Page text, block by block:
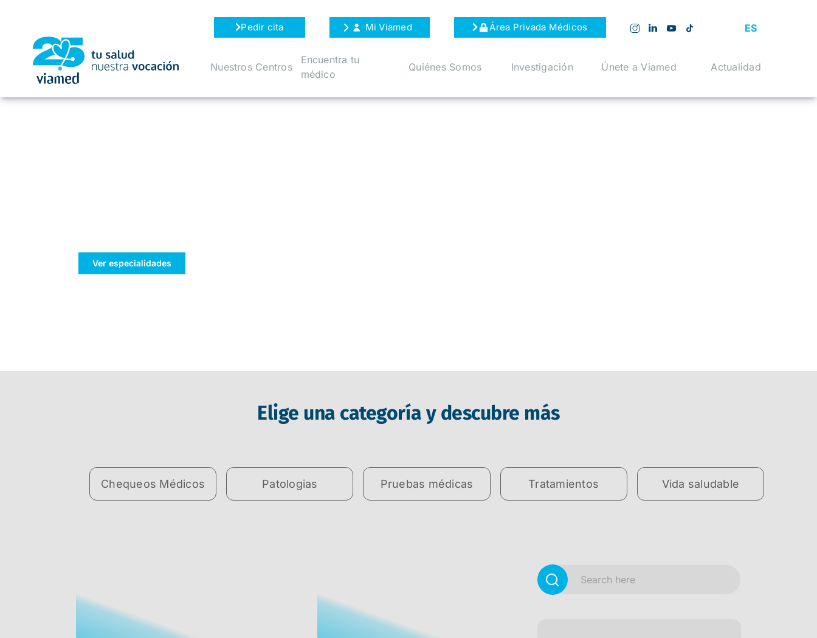
contenido
Pedir cita Mi Viamed Área Privada Médicos ES
Nuestros Centros
Encuentra tu
médico
Quiénes Somos Investigación Únete a Viamed Actualidad
Ver especialidades
Elige una categoría y descubre más
Chequeos Médicos Patologias Pruebas médicas Tratamientos Vida saludable